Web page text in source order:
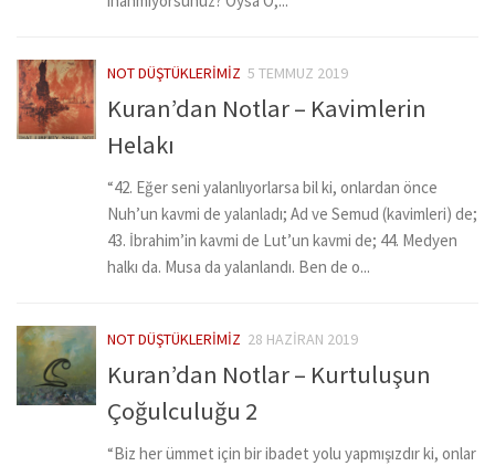
NOT DÜŞTÜKLERIMIZ 5 TEMMUZ 2019
Kuran’dan Notlar – Kavimlerin
Helakı
“42. Eğer seni yalanlıyorlarsa bil ki, onlardan önce
Nuh’un kavmi de yalanladı; Ad ve Semud (kavimleri) de;
43. İbrahim’in kavmi de Lut’un kavmi de; 44. Medyen
halkı da. Musa da yalanlandı. Ben de o...
NOT DÜŞTÜKLERIMIZ 28 HAZIRAN 2019
Kuran’dan Notlar – Kurtuluşun
Çoğulculuğu 2
“Biz her ümmet için bir ibadet yolu yapmışızdır ki, onlar